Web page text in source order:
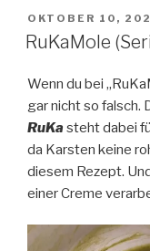
Küchen-
Hack)“
AM
OKTOBER 10,
RuKaMole
Wenn du bei
gar nicht so falsch.
RuKa steht dabei
da Karsten keine
diesem Rezept.
einer Creme